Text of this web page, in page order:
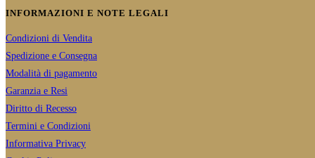
INFORMAZIONI E NOTE LEGALI
Condizioni di Vendita
Spedizione e Consegna
Modalità di pagamento
Garanzia e Resi
Diritto di Recesso
Termini e Condizioni
Informativa Privacy